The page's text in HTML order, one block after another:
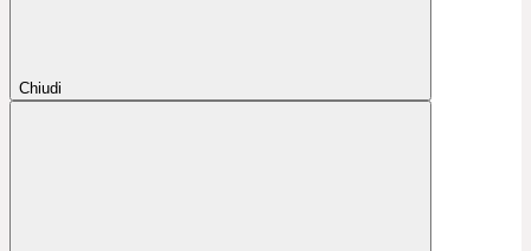
Chiudi